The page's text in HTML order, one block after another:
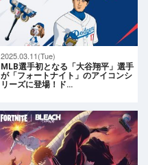
2025.03.11(Tue)
MLB選手初となる「大谷翔平」選手
が「フォートナイト」のアイコンシ
リーズに登場！ド…